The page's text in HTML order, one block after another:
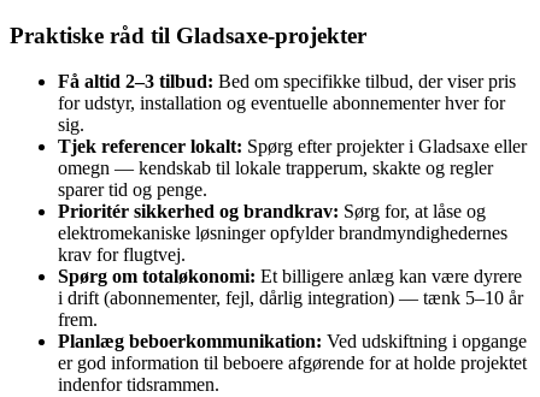
Praktiske råd til Gladsaxe‑projekter
Få altid 2–3 tilbud: Bed om specifikke tilbud, der viser pris
for udstyr, installation og eventuelle abonnementer hver for
sig.
Tjek referencer lokalt: Spørg efter projekter i Gladsaxe eller
omegn — kendskab til lokale trapperum, skakte og regler
sparer tid og penge.
Prioritér sikkerhed og brandkrav: Sørg for, at låse og
elektromekaniske løsninger opfylder brandmyndighedernes
krav for flugtvej.
Spørg om totaløkonomi: Et billigere anlæg kan være dyrere
i drift (abonnementer, fejl, dårlig integration) — tænk 5–10 år
frem.
Planlæg beboerkommunikation: Ved udskiftning i opgange
er god information til beboere afgørende for at holde projektet
indenfor tidsrammen.